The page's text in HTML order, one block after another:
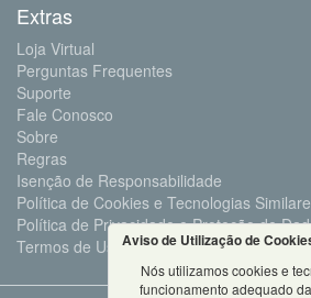
Extras
Loja Virtual
Perguntas Frequentes
Suporte
Fale Conosco
Sobre
Regras
Isenção de Responsabilidade
Política de Cookies e Tecnologias
Política de Privacidade e Proteção de
Termos de UsoAviso de Utilização de
Nós utilizamos cookies e
funcionamento adequado